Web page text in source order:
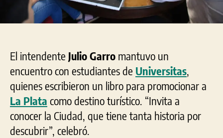
El intendente Julio Garro mantuvo un
encuentro con estudiantes de Universitas,
quienes escribieron un libro para promocionar a
La Plata como destino turístico. “Invita a
conocer la Ciudad, que tiene tanta historia por
descubrir”, celebró.